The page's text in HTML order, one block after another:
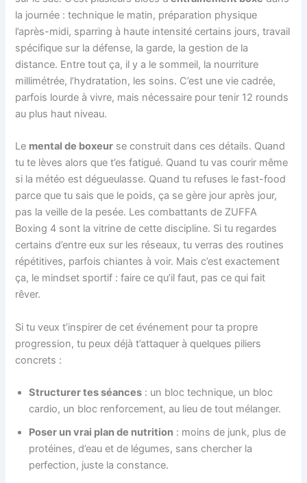
la journée : technique le matin, préparation physique
l’après-midi, sparring à haute intensité certains jours, travail
spécifique sur la défense, la garde, la gestion de la
distance. Entre tout ça, il y a le sommeil, la nourriture
millimétrée, l’hydratation, les soins. C’est une vie cadrée,
parfois lourde à vivre, mais nécessaire pour tenir 12 rounds
au plus haut niveau.
Le mental de boxeur se construit dans ces détails. Quand
tu te lèves alors que t’es fatigué. Quand tu vas courir même
si la météo est dégueulasse. Quand tu refuses le fast-food
parce que tu sais que le poids, ça se gère jour après jour,
pas la veille de la pesée. Les combattants de ZUFFA
Boxing 4 sont la vitrine de cette discipline. Si tu regardes
certains d’entre eux sur les réseaux, tu verras des routines
répétitives, parfois chiantes à voir. Mais c’est exactement
ça, le mindset sportif : faire ce qu’il faut, pas ce qui fait
rêver.
Si tu veux t’inspirer de cet événement pour ta propre
progression, tu peux déjà t’attaquer à quelques piliers
concrets :
Structurer tes séances : un bloc technique, un bloc
cardio, un bloc renforcement, au lieu de tout mélanger.
Poser un vrai plan de nutrition : moins de junk, plus de
protéines, d’eau et de légumes, sans chercher la
perfection, juste la constance.